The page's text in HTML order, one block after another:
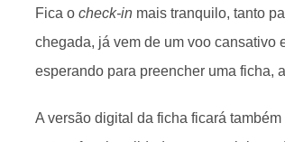
Fica o check-in mais tranquilo, tanto
chegada, já vem de um voo cansativo
esperando para preencher uma ficha,
A versão digital da ficha ficará